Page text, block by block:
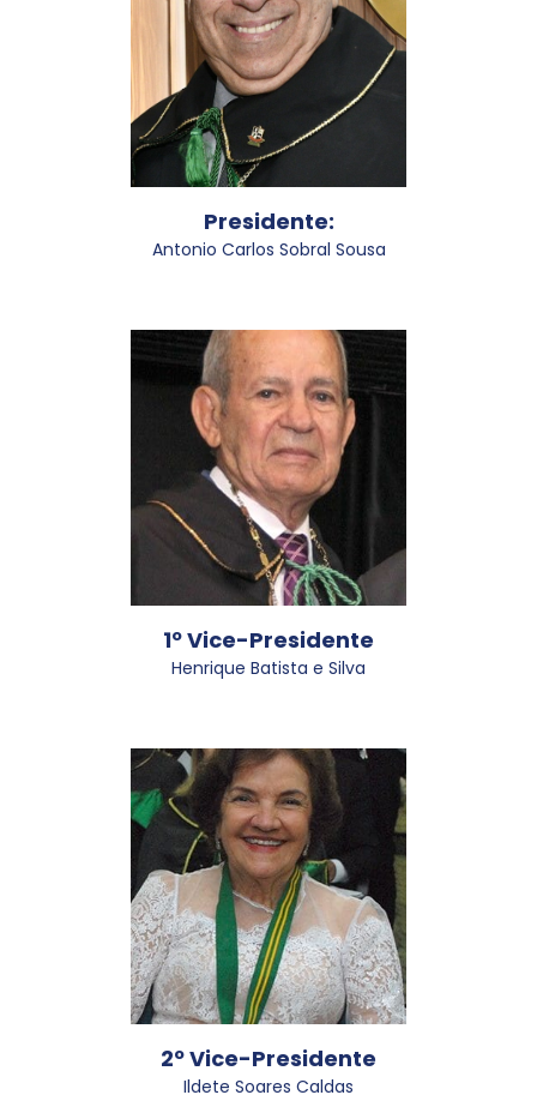
Presidente:
Antonio Carlos Sobral Sousa
1º Vice-Presidente
Henrique Batista e Silva
2º Vice-Presidente
Ildete Soares Caldas